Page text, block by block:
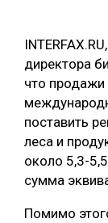
ЦИФРОВАЯ
ПРОИЗВОДСТВО
ЦБП
РУБРИКИ
ПОДБОРКИ
директора
что продажи
поставить
леса и
около 5,3-
сумма
Помимо